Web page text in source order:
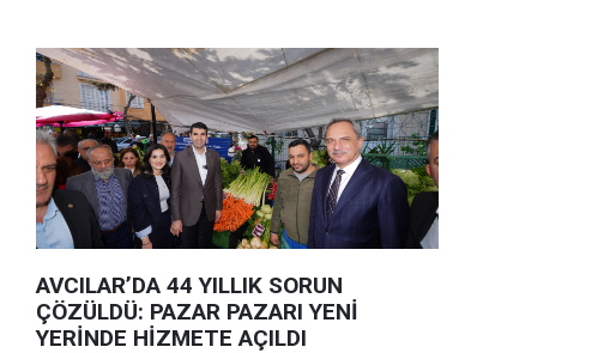
AVCILAR’DA 44 YILLIK SORUN
ÇÖZÜLDÜ: PAZAR PAZARI YENİ
YERİNDE HİZMETE AÇILDI